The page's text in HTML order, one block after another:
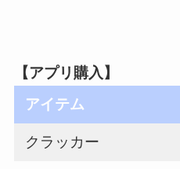
【アプリ購入】
アイテム
クラッカー